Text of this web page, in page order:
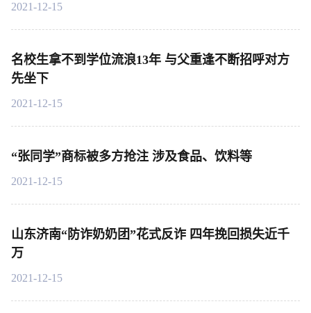
2021-12-15
名校生拿不到学位流浪13年 与父重逢不断招呼对方
先坐下
2021-12-15
“张同学”商标被多方抢注 涉及食品、饮料等
2021-12-15
山东济南“防诈奶奶团”花式反诈 四年挽回损失近千
万
2021-12-15